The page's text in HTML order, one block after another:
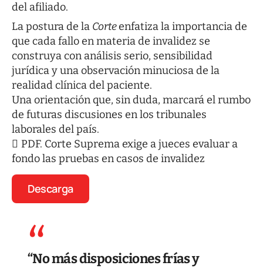
del afiliado.
La postura de la Corteenfatiza la importancia de
que cada fallo en materia de invalidez se
construya con análisis serio, sensibilidad
jurídica y una observación minuciosa de la
realidad clínica del paciente.
Una orientación que, sin duda, marcará el rumbo
de futuras discusiones en los tribunales
laborales del país.
PDF. Corte Suprema exige a jueces evaluar a
fondo las pruebas en casos de invalidez
Descarga
“No más disposiciones frías y